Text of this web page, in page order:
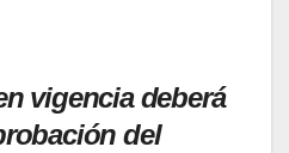
vigencia deberá
del